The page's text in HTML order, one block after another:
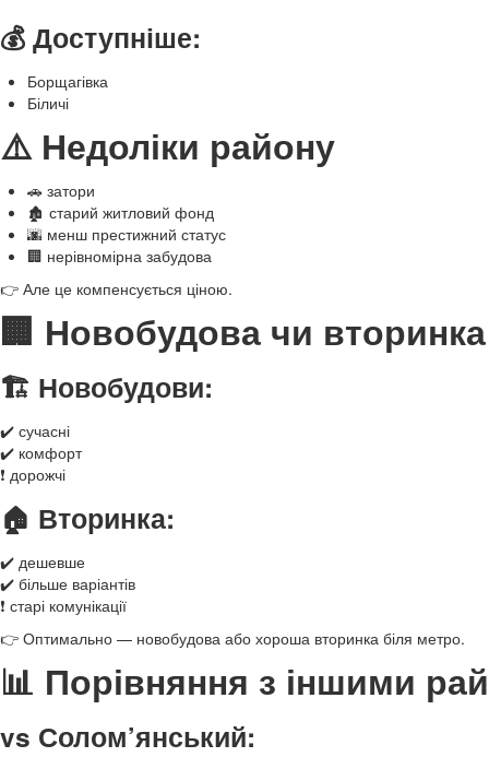
💰 Доступніше:
Борщагівка
Біличі
⚠️ Недоліки району
🚗 затори
🏚️ старий житловий фонд
🌆 менш престижний статус
🏢 нерівномірна забудова
👉 Але це компенсується ціною.
🏢 Новобудова чи вторинка
🏗️ Новобудови:
✔️ сучасні
✔️ комфорт
❗ дорожчі
🏠 Вторинка:
✔️ дешевше
✔️ більше варіантів
❗ старі комунікації
👉 Оптимально — новобудова або хороша вторинка біля метро.
📊 Порівняння з іншими
vs Солом’янський: